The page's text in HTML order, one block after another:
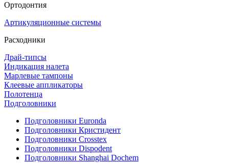
Ортодонтия
Артикуляционные системы
Расходники
Драй-типсы
Индикация налета
Марлевые тампоны
Клеевые аппликаторы
Полотенца
Подголовники
Подголовники Euronda
Подголовники Кристидент
Подголовники Crosstex
Подголовники Dispodent
Подголовники Shanghai Dochem